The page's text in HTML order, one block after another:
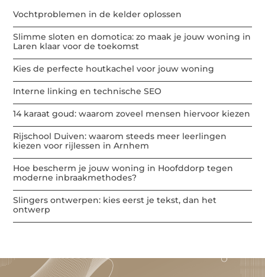
Vochtproblemen in de kelder oplossen
Slimme sloten en domotica: zo maak je jouw woning in
Laren klaar voor de toekomst
Kies de perfecte houtkachel voor jouw woning
Interne linking en technische SEO
14 karaat goud: waarom zoveel mensen hiervoor kiezen
Rijschool Duiven: waarom steeds meer leerlingen
kiezen voor rijlessen in Arnhem
Hoe bescherm je jouw woning in Hoofddorp tegen
moderne inbraakmethodes?
Slingers ontwerpen: kies eerst je tekst, dan het
ontwerp